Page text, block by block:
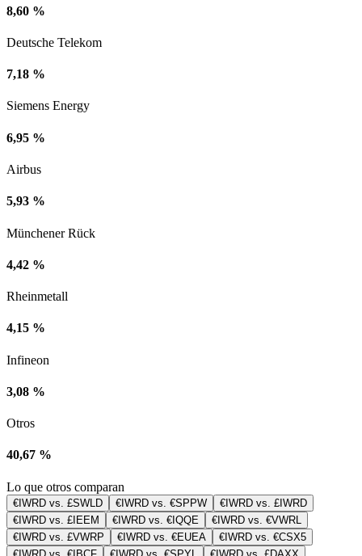
8,60 %
Deutsche Telekom
7,18 %
Siemens Energy
6,95 %
Airbus
5,93 %
Münchener Rück
4,42 %
Rheinmetall
4,15 %
Infineon
3,08 %
Otros
40,67 %
Lo que otros comparan
€IWRD vs. £SWLD €IWRD vs. €SPPW
€IWRD vs. £IWRD
€IWRD vs. £IEEM
€IWRD vs. €IQQE
€IWRD vs. €VWRL
€IWRD vs. £VWRP
€IWRD vs. €EUEA
€IWRD vs. €CSX5